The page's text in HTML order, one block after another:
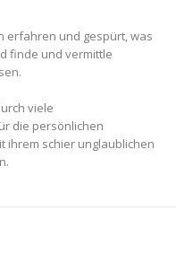
erfahren und gespürt, was
finde und vermittle
viele
die persönlichen
ihrem schier unglaublichen